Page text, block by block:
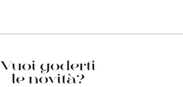
Vuoi goderti
le novità?